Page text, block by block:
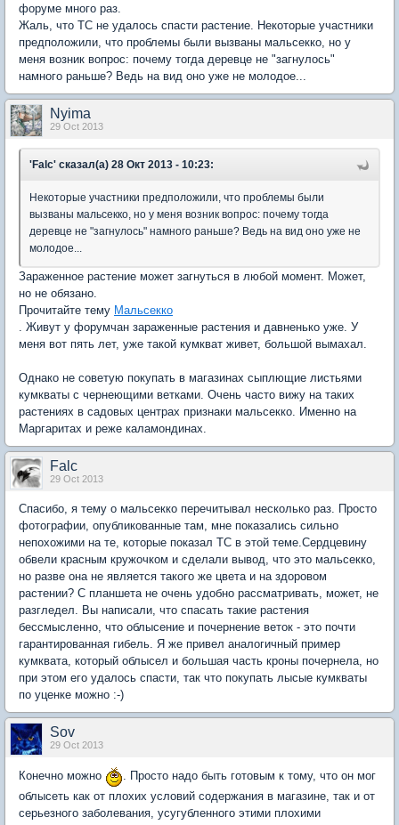
форуме много раз.
Жаль, что ТС не удалось спасти растение. Некоторые участники
предположили, что проблемы были вызваны мальсекко, но у
меня возник вопрос: почему тогда деревце не "загнулось"
намного раньше? Ведь на вид оно уже не молодое...
Nyima
29 Oct 2013
'Falc' сказал(а) 28 Окт 2013 - 10:23:
Некоторые участники предположили, что проблемы были
вызваны мальсекко, но у меня возник вопрос: почему тогда
деревце не "загнулось" намного раньше? Ведь на вид оно уже не
молодое...
Зараженное растение может загнуться в любой момент. Может,
но не обязано.
Прочитайте тему Мальсекко
. Живут у форумчан зараженные растения и давненько уже. У
меня вот пять лет, уже такой кумкват живет, большой вымахал.
Однако не советую покупать в магазинах сыплющие листьями
кумкваты с чернеющими ветками. Очень часто вижу на таких
растениях в садовых центрах признаки мальсекко. Именно на
Маргаритах и реже каламондинах.
Falc
29 Oct 2013
Спасибо, я тему о мальсекко перечитывал несколько раз. Просто
фотографии, опубликованные там, мне показались сильно
непохожими на те, которые показал ТС в этой теме.Сердцевину
обвели красным кружочком и сделали вывод, что это мальсекко,
но разве она не является такого же цвета и на здоровом
растении? С планшета не очень удобно рассматривать, может, не
разгледел. Вы написали, что спасать такие растения
бессмысленно, что облысение и почернение веток - это почти
гарантированная гибель. Я же привел аналогичный пример
кумквата, который облысел и большая часть кроны почернела, но
при этом его удалось спасти, так что покупать лысые кумкваты
по уценке можно :-)
Sov
29 Oct 2013
Конечно можно
. Просто надо быть готовым к тому, что он мог
облысеть как от плохих условий содержания в магазине, так и от
серьезного заболевания, усугубленного этими плохими